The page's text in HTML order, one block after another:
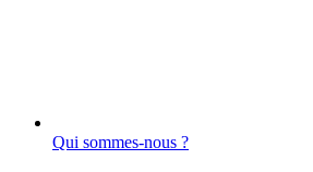
Qui sommes-nous ?